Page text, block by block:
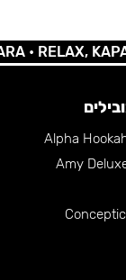
RELAX, KAPARA •